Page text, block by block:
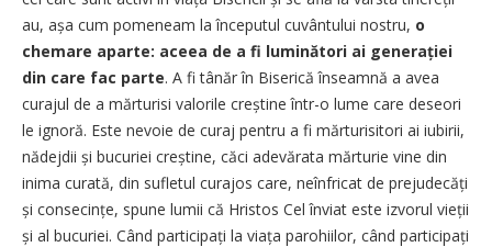
au, așa cum pomeneam la începutul cuvântului nostru, o
chemare aparte: aceea de a fi luminători ai generației
din care fac parte. A fi tânăr în Biserică înseamnă a avea
curajul de a mărturisi valorile creștine într-o lume care deseori
le ignoră. Este nevoie de curaj pentru a fi mărturisitori ai iubirii,
nădejdii și bucuriei creștine, căci adevărata mărturie vine din
inima curată, din sufletul curajos care, neînfricat de prejudecăți
și consecințe, spune lumii că Hristos Cel înviat este izvorul vieții
și al bucuriei. Când participați la viața parohiilor, când participați